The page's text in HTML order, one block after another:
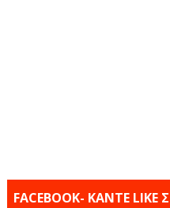
FACEBOOK- KANTE